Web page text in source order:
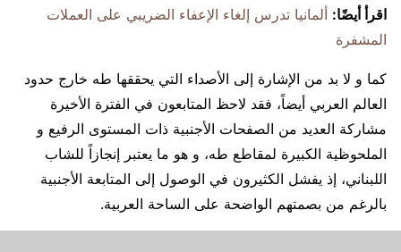
اقرأ أيضًا: ألمانيا تدرس إلغاء الإعفاء الضريبي على العملات
المشفرة
كما و لا بد من الإشارة إلى الأصداء التي يحققها طه خارج حدود
العالم العربي أيضاً، فقد لاحظ المتابعون في الفترة الأخيرة
مشاركة العديد من الصفحات الأجنبية ذات المستوى الرفيع و
الملحوظية الكبيرة لمقاطع طه، و هو ما يعتبر إنجازاً للشاب
اللبناني، إذ يفشل الكثيرون في الوصول إلى المتابعة الأجنبية
بالرغم من بصمتهم الواضحة على الساحة العربية.